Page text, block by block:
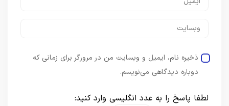
ذخیره نام، ایمیل و وبسایت من در مرورگر برای زمانی که
دوباره دیدگاهی می‌نویسم.
لطفا پاسخ را به عدد انگلیسی وارد کنید: